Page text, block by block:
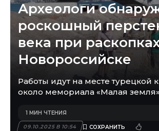
Археологи
роскошный
века при
Новороссийске
Работы идут на месте турецкой
около мемориала «Малая
09.10.2025 В 10:54
1 МИН ЧТЕНИЯ